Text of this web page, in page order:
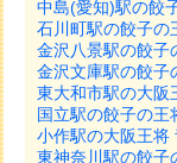
中島(愛知)駅の餃
石川町駅の餃子の
金沢八景駅の餃子
金沢文庫駅の餃子
東大和市駅の大阪
国立駅の餃子の王
小作駅の大阪王将
東神奈川駅の餃子